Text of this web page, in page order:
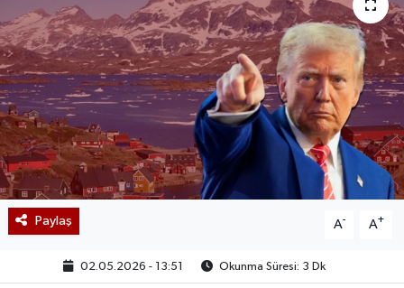
Paylaş A- A+
02.05.2026 - 13:51 Okunma Süresi: 3 Dk